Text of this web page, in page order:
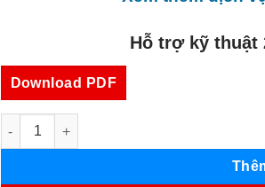
Hỗ trợ kỹ thuật
Download PDF
Mirrocrete Liquid hardener số lượng